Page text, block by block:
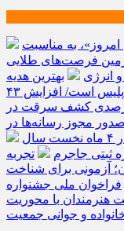
به مناسبت
فرصت‌های طلایی
انرژی
بهترین هدیه
امنیت مردم خط قرمز پلیس است/ افزایش ۴۳
کشفیات مواد مخدر و رشد ۶۸ درصدی کشف سرقت در
صدور مجوز رسانه‌ها در
تجربه
آزمونی برای شناخت
فراخوان ملی جشنواره
هنرمندان با محوریت
و جوانی جمعیت